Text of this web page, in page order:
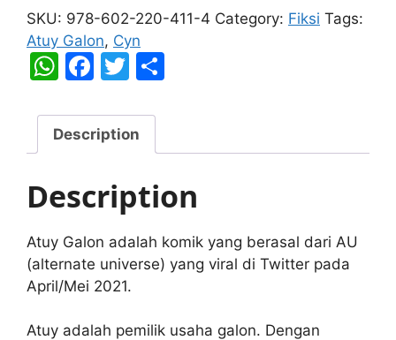
Galon
quantity
SKU: 978-602-220-411-4 Category: Fiksi Tags:
Atuy Galon, Cyn
W
at
s
p
p
F
c
e
o
o
k
T
itt
er e
Description
Description
Atuy Galon adalah komik yang berasal dari AU
(alternate universe) yang viral di Twitter pada
April/Mei 2021.
Atuy adalah pemilik usaha galon. Dengan